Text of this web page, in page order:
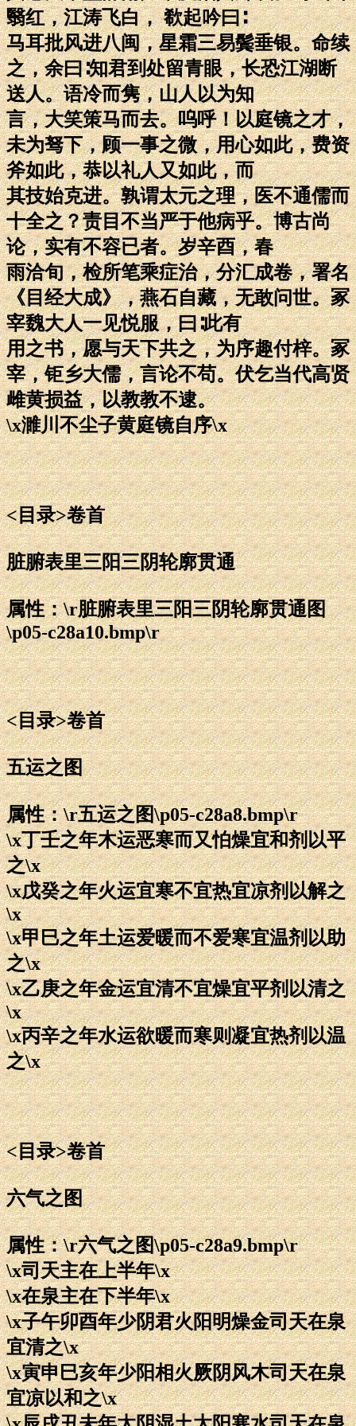
翳红，江涛飞白， 欷起吟曰∶
马耳批风进八闽，星霜三易鬓垂银。命续
之，余曰∶知君到处留青眼，长恐江湖断
送人。语冷而隽，山人以为知
言，大笑策马而去。呜呼！以庭镜之才，
未为驽下，顾一事之微，用心如此，费资
斧如此，恭以礼人又如此，而
其技始克进。孰谓太元之理，医不通儒而
十全之？责目不当严于他病乎。博古尚
论，实有不容已者。岁辛酉，春
雨洽旬，检所笔乘症治，分汇成卷，署名
《目经大成》，燕石自藏，无敢问世。冢
宰魏大人一见悦服，曰∶此有
用之书，愿与天下共之，为序趣付梓。冢
宰，钜乡大儒，言论不苟。伏乞当代高贤
雌黄损益，以教教不逮。
\x濉川不尘子黄庭镜自序\x
<目录>卷首
脏腑表里三阳三阴轮廓贯通
属性：\r脏腑表里三阳三阴轮廓贯通图
\p05-c28a10.bmp\r
<目录>卷首
五运之图
属性：\r五运之图\p05-c28a8.bmp\r
\x丁壬之年木运恶寒而又怕燥宜和剂以平
之\x
\x戊癸之年火运宜寒不宜热宜凉剂以解之
\x
\x甲巳之年土运爱暖而不爱寒宜温剂以助
之\x
\x乙庚之年金运宜清不宜燥宜平剂以清之
\x
\x丙辛之年水运欲暖而寒则凝宜热剂以温
之\x
<目录>卷首
六气之图
属性：\r六气之图\p05-c28a9.bmp\r
\x司天主在上半年\x
\x在泉主在下半年\x
\x子午卯酉年少阴君火阳明燥金司天在泉
宜清之\x
\x寅申巳亥年少阳相火厥阴风木司天在泉
宜凉以和之\x